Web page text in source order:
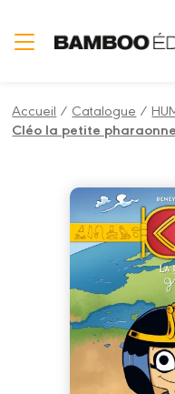
Accueil / Catalogue /
Cléo la petite